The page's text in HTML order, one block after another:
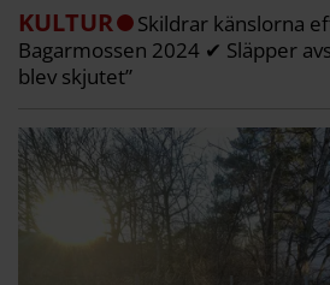
KULTUR
Skildrar känslorna
Bagarmossen 2024 ✔ Släpper
blev skjutet”